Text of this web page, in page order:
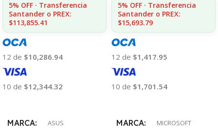
5% OFF · Transferencia
Santander o PREX:
$113,855.41
12 de $10,286.94
10 de $12,344.32
MARCA ASUS
5% OFF · Transferencia
Santander o PREX:
$15,693.79
12 de $1,417.95
10 de $1,701.54
MARCA MICROSOFT